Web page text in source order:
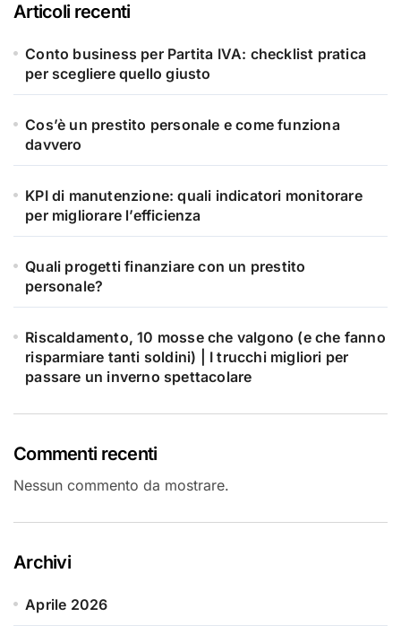
Articoli recenti
Conto business per Partita IVA: checklist pratica
per scegliere quello giusto
Cos’è un prestito personale e come funziona
davvero
KPI di manutenzione: quali indicatori monitorare
per migliorare l’efficienza
Quali progetti finanziare con un prestito
personale?
Riscaldamento, 10 mosse che valgono (e che fanno
risparmiare tanti soldini) | I trucchi migliori per
passare un inverno spettacolare
Commenti recenti
Nessun commento da mostrare.
Archivi
Aprile 2026